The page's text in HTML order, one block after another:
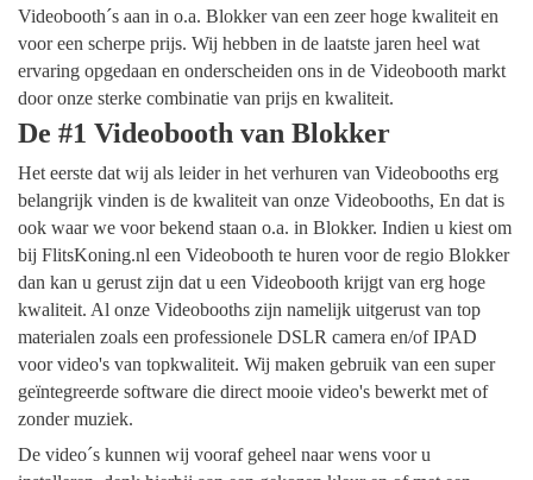
Videobooth´s aan in o.a. Blokker van een zeer hoge kwaliteit en
voor een scherpe prijs. Wij hebben in de laatste jaren heel wat
ervaring opgedaan en onderscheiden ons in de Videobooth markt
door onze sterke combinatie van prijs en kwaliteit.
De #1 Videobooth van Blokker
Het eerste dat wij als leider in het verhuren van Videobooths erg
belangrijk vinden is de kwaliteit van onze Videobooths, En dat is
ook waar we voor bekend staan o.a. in Blokker. Indien u kiest om
bij FlitsKoning.nl een Videobooth te huren voor de regio Blokker
dan kan u gerust zijn dat u een Videobooth krijgt van erg hoge
kwaliteit. Al onze Videobooths zijn namelijk uitgerust van top
materialen zoals een professionele DSLR camera en/of IPAD
voor video's van topkwaliteit. Wij maken gebruik van een super
geïntegreerde software die direct mooie video's bewerkt met of
zonder muziek.
De video´s kunnen wij vooraf geheel naar wens voor u